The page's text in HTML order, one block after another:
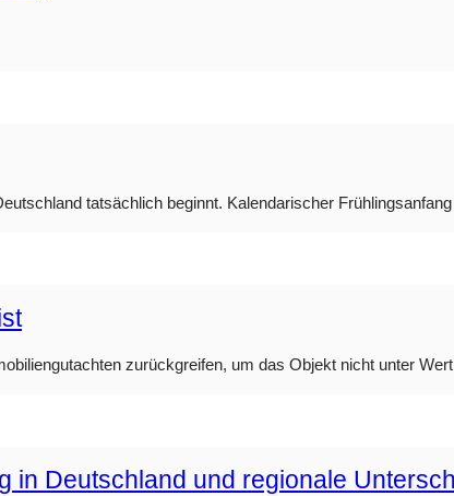
tatsächlich beginnt. Kalendarischer
zurückgreifen, um das Objekt nicht unter
in Deutschland und regionale